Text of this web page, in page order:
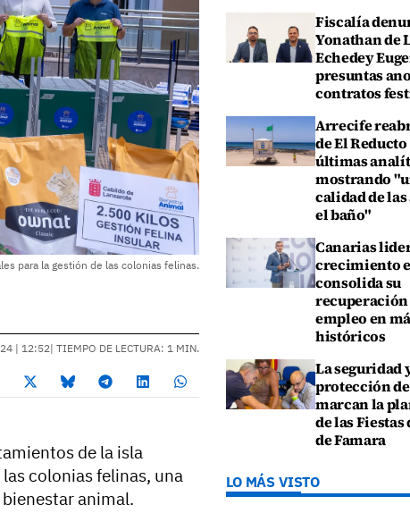
para la gestión de las colonias felinas.
| 12:52| TIEMPO DE LECTURA: 1 MIN.
de la isla
colonias felinas, una
animal.
Fiscalía
Yonathan de
Echedey
presuntas
contratos
Arrecife
de El
últimas
mostrando
calidad de las
el baño"
Canarias
crecimiento
consolida su
empleo en
históricos
La seguridad
protección
marcan la
de las Fiestas
de Famara
LO MÁS VISTO